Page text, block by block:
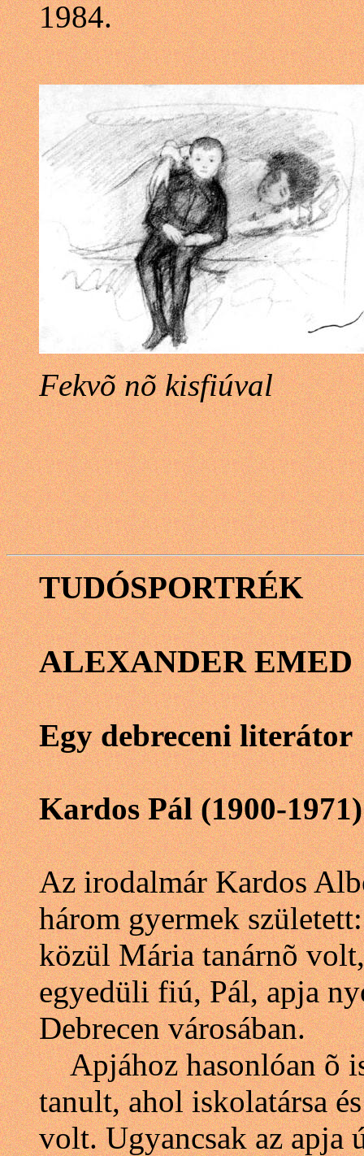
1984.
Fekvõ nõ kisfiúval
TUDÓSPORTRÉK
ALEXANDER EMED
Egy debreceni literátor
Kardos Pál (1900-1971)
Az irodalmár Kardos
három gyermek
közül Mária tanárnõ
egyedüli fiú, Pál, apja
Debrecen városában.
Apjához hasonlóan õ
tanult, ahol iskolatársa
volt. Ugyancsak az apja